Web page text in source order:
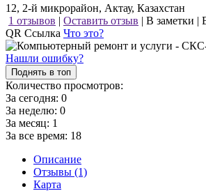
12, 2-й микрорайон, Актау, Казахстан
1 отзывов | Оставить отзыв | В заметки |
QR Ссылка Что это?
Нашли ошибку?
Поднять в топ
Количество просмотров:
За сегодня: 0
За неделю: 0
За месяц: 1
За все время: 18
Описание
Отзывы (1)
Карта